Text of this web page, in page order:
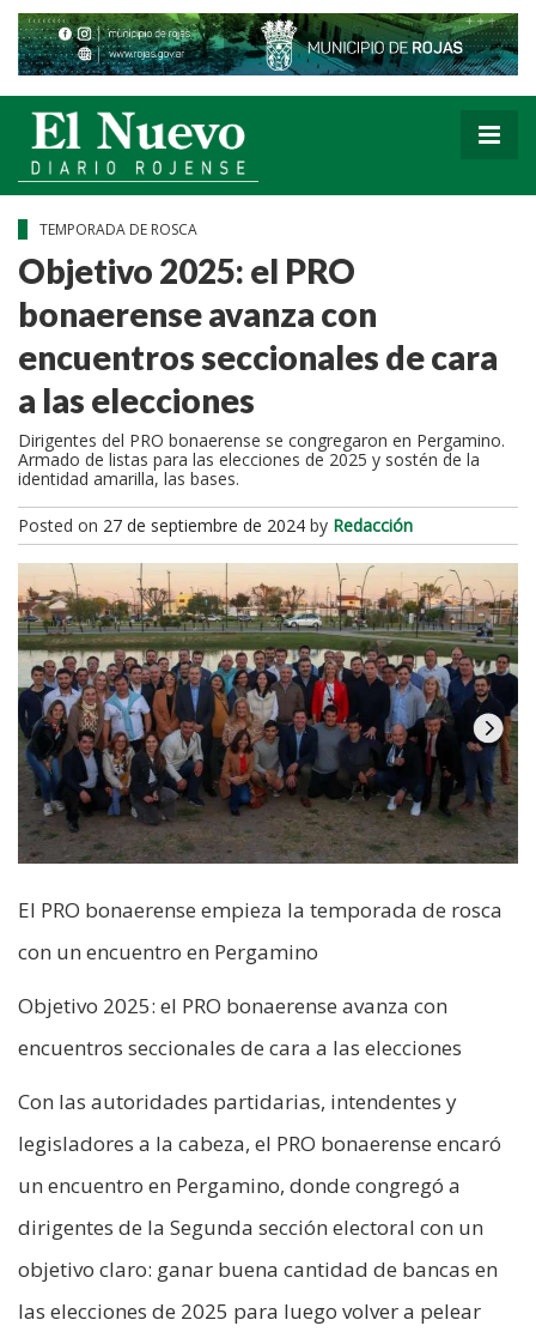
TEMPORADA DE ROSCA
Objetivo 2025: el PRO
bonaerense avanza con
encuentros seccionales de cara
a las elecciones
Dirigentes del PRO bonaerense se congregaron en Pergamino.
Armado de listas para las elecciones de 2025 y sostén de la
identidad amarilla, las bases.
Posted on 27 de septiembre de 2024 by Redacción
El PRO bonaerense empieza la temporada de rosca
con un encuentro en Pergamino
Objetivo 2025: el PRO bonaerense avanza con
encuentros seccionales de cara a las elecciones
Con las autoridades partidarias, intendentes y
legisladores a la cabeza, el PRO bonaerense encaró
un encuentro en Pergamino, donde congregó a
dirigentes de la Segunda sección electoral con un
objetivo claro: ganar buena cantidad de bancas en
las elecciones de 2025 para luego volver a pelear